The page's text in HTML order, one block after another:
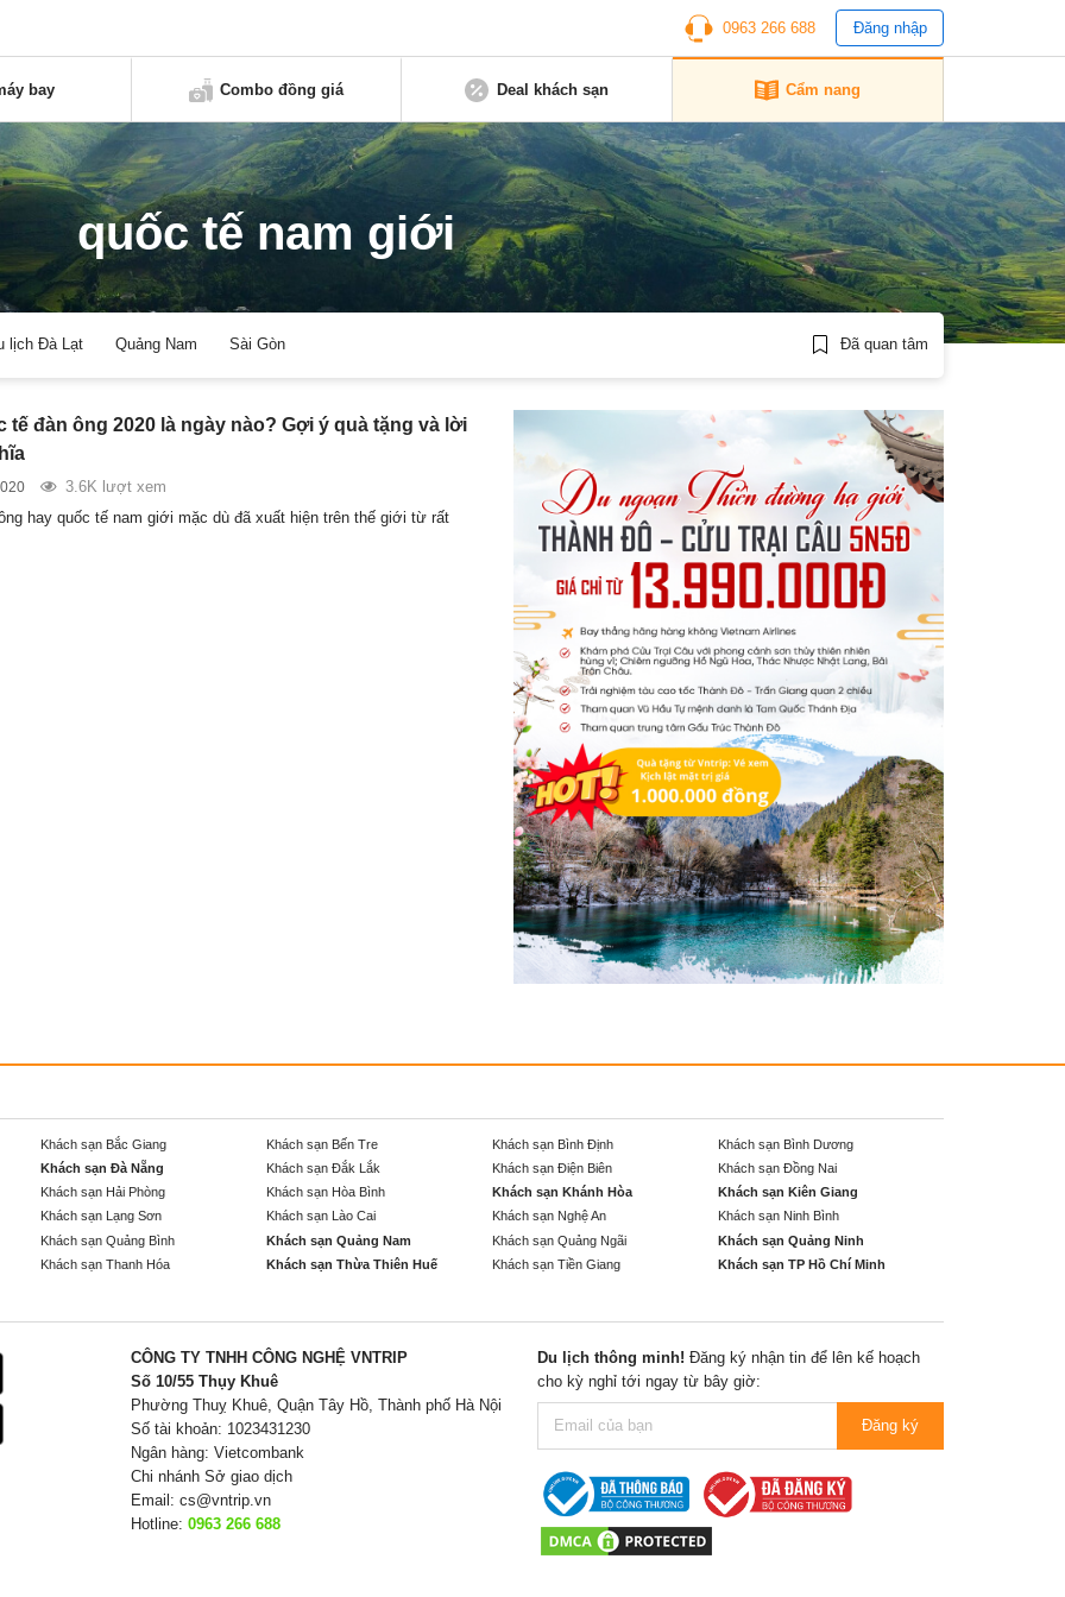
0963 266 688 Đăng nhập
bay Combo đồng giá Deal khách sạn Cẩm nang
quốc tế nam giới
lịch Đà Lạt Quảng Nam Sài Gòn Đã quan tâm
tế đàn ông 2020 là ngày nào? Gợi ý quà tặng và lời
3.6K lượt xem
hay quốc tế nam giới mặc dù đã xuất hiện trên thế giới từ rất
Khách sạn Bắc Giang Khách sạn Bến Tre Khách sạn Bình Định
Khách sạn Bình Dương
Khách sạn Đà Nẵng
Khách sạn Đắk Lắk Khách sạn Điện Biên
Khách sạn Đồng Nai
Khách sạn Hải Phòng
Khách sạn Hòa Bình Khách sạn Khánh Hòa
Khách sạn Kiên Giang
Khách sạn Lạng Sơn
Khách sạn Lào Cai Khách sạn Nghệ An
Khách sạn Ninh Bình
Khách sạn Quảng Bình
Khách sạn Quảng Nam Khách sạn Quảng Ngãi
Khách sạn Quảng Ninh
Khách sạn Thanh Hóa
Khách sạn Thừa Thiên Huế Khách sạn Tiền Giang Khách sạn TP Hồ Chí Minh
CÔNG TY TNHH CÔNG NGHỆ VNTRIP
Số 10/55 Thụy Khuê
Phường Thuỵ Khuê, Quận Tây Hồ, Thành phố Hà Nội
Số tài khoản: 1023431230
Ngân hàng: Vietcombank
Chi nhánh Sở giao dịch
Email: cs@vntrip.vn
Hotline: 0963 266 688
Du lịch thông minh! Đăng ký nhận tin để lên kế hoạch
cho kỳ nghỉ tới ngay từ bây giờ:
Đăng ký